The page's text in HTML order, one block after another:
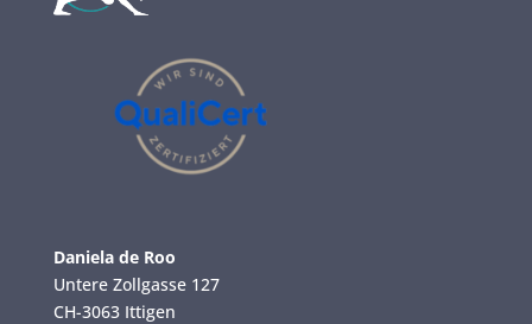
Daniela de Roo
Untere Zollgasse 127
CH-3063 Ittigen